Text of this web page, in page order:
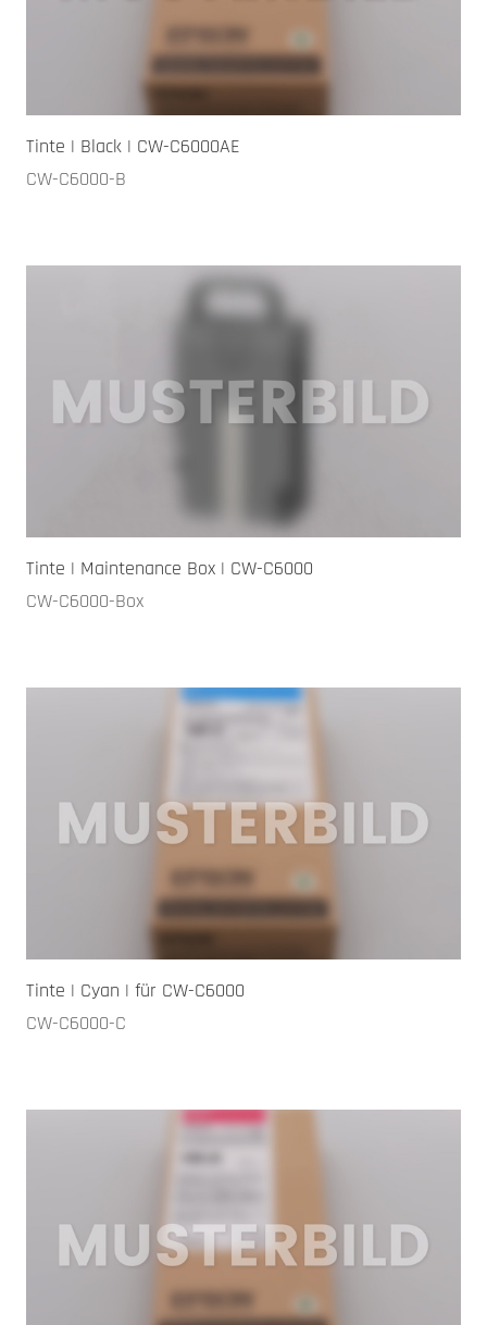
Tinte | Black | CW-C6000AE
CW-C6000-B
Tinte | Maintenance Box | CW-C6000
CW-C6000-Box
Tinte | Cyan | für CW-C6000
CW-C6000-C